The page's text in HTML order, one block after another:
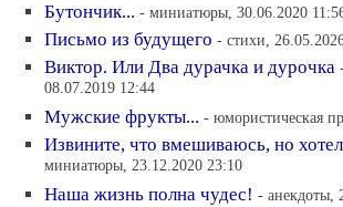
Бутончик... - миниатюры, 30.06.2020
Письмо из будущего - стихи,
Виктор. Или Два дурачка и дурочка
08.07.2019 12:44
Мужские фрукты... - юмористическая
Извините, что вмешиваюсь, но
миниатюры, 23.12.2020 23:10
Наша жизнь полна чудес! - анекдоты,